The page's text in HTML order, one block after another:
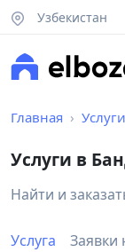
Узбекистан
Главная Услуги
Услуги в
Найти и
Услуга Заявки